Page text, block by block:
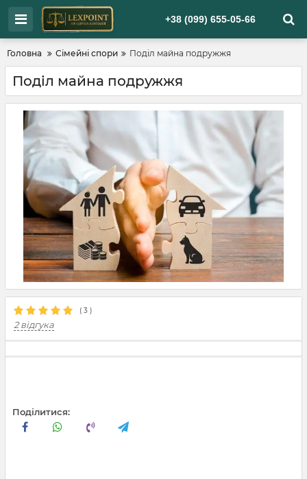
+38 (099) 655-05-66
Головна Сімейні спори Поділ майна подружжя
Поділ майна подружжя
( 3 )
2 відгука
Поділитися: